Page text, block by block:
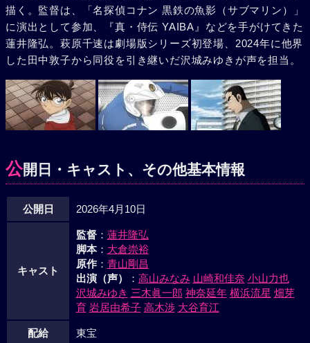
描く。監督は、「名探偵コナン 黒鉄の魚影（サブマリン）」
に演出として参加、『真・侍伝 YAIBA』などを手がけてきた
蓮井隆弘。萩原千速は劇場版シリーズ初登場、2024年に他界
した田中敦子から同役を引き継いだ沢城みゆきが声を担当。
公開日・キャスト、その他基本情報
公開日 2026年4月10日
キャスト
監督： 蓮井隆弘
脚本： 大倉崇裕
原作： 青山剛昌
出演（声）
： 高山みなみ 山崎和佳奈 小山力也
沢城みゆき 三木眞一郎 神奈延年 横浜流星 畑芽
育 岩居由希子 高木渉 大谷育江
配給 東宝